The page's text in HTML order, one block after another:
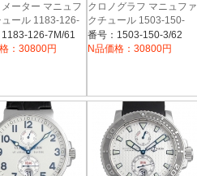
ーター マニュフ
ュール 1183-126-
ンズ126-7M/61
：30800円
クロノグラフ マニュファ
クチュール 1503-150-
3/62 メンズ
番号：1503-150-3/62
N品価格：30800円